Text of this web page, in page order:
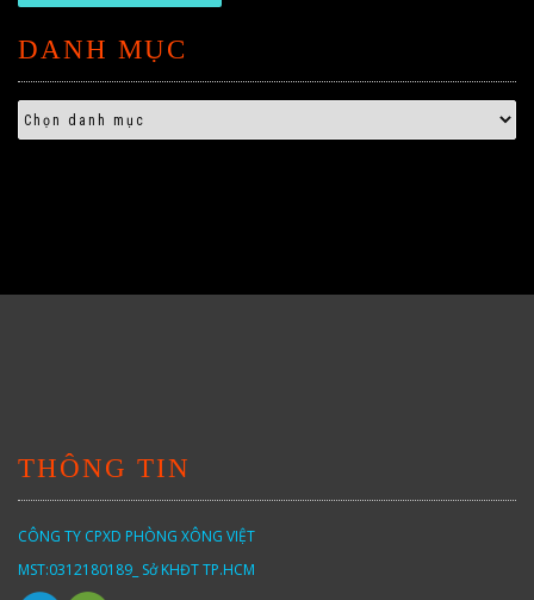
DANH MỤC
THÔNG TIN
CÔNG TY CPXD PHÒNG XÔNG VIỆT
MST:0312180189_ Sở KHĐT TP.HCM